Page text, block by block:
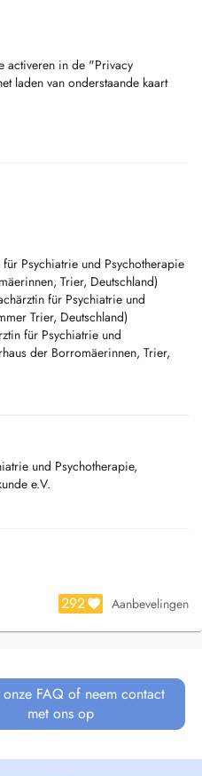
activeren in de "Privacy
laden van onderstaande kaart
Psychiatrie und Psychotherapie
Trier, Deutschland)
für Psychiatrie und
Trier, Deutschland)
für Psychiatrie und
der Borromäerinnen, Trier,
und Psychotherapie,
e.V.
292 Aanbevelingen
onze FAQ of neem contact
met ons op